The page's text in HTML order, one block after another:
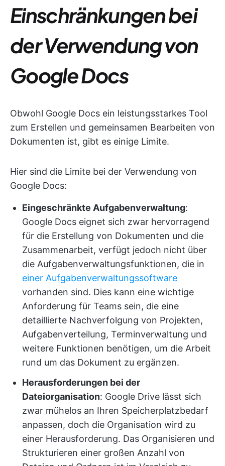
Einschränkungen bei
der Verwendung von
Google Docs
Obwohl Google Docs ein leistungsstarkes Tool
zum Erstellen und gemeinsamen Bearbeiten von
Dokumenten ist, gibt es einige Limite.
Hier sind die Limite bei der Verwendung von
Google Docs:
Eingeschränkte Aufgabenverwaltung:
Google Docs eignet sich zwar hervorragend
für die Erstellung von Dokumenten und die
Zusammenarbeit, verfügt jedoch nicht über
die Aufgabenverwaltungsfunktionen, die in
einer Aufgabenverwaltungssoftware
vorhanden sind. Dies kann eine wichtige
Anforderung für Teams sein, die eine
detaillierte Nachverfolgung von Projekten,
Aufgabenverteilung, Terminverwaltung und
weitere Funktionen benötigen, um die Arbeit
rund um das Dokument zu ergänzen.
Herausforderungen bei der
Dateiorganisation: Google Drive lässt sich
zwar mühelos an Ihren Speicherplatzbedarf
anpassen, doch die Organisation wird zu
einer Herausforderung. Das Organisieren und
Strukturieren einer großen Anzahl von